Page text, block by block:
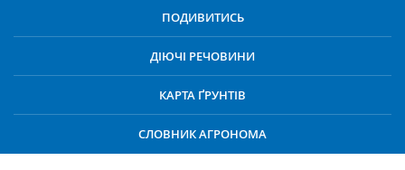
ПОДИВИТИСЬ
ДІЮЧІ РЕЧОВИНИ
КАРТА ҐРУНТІВ
СЛОВНИК АГРОНОМА